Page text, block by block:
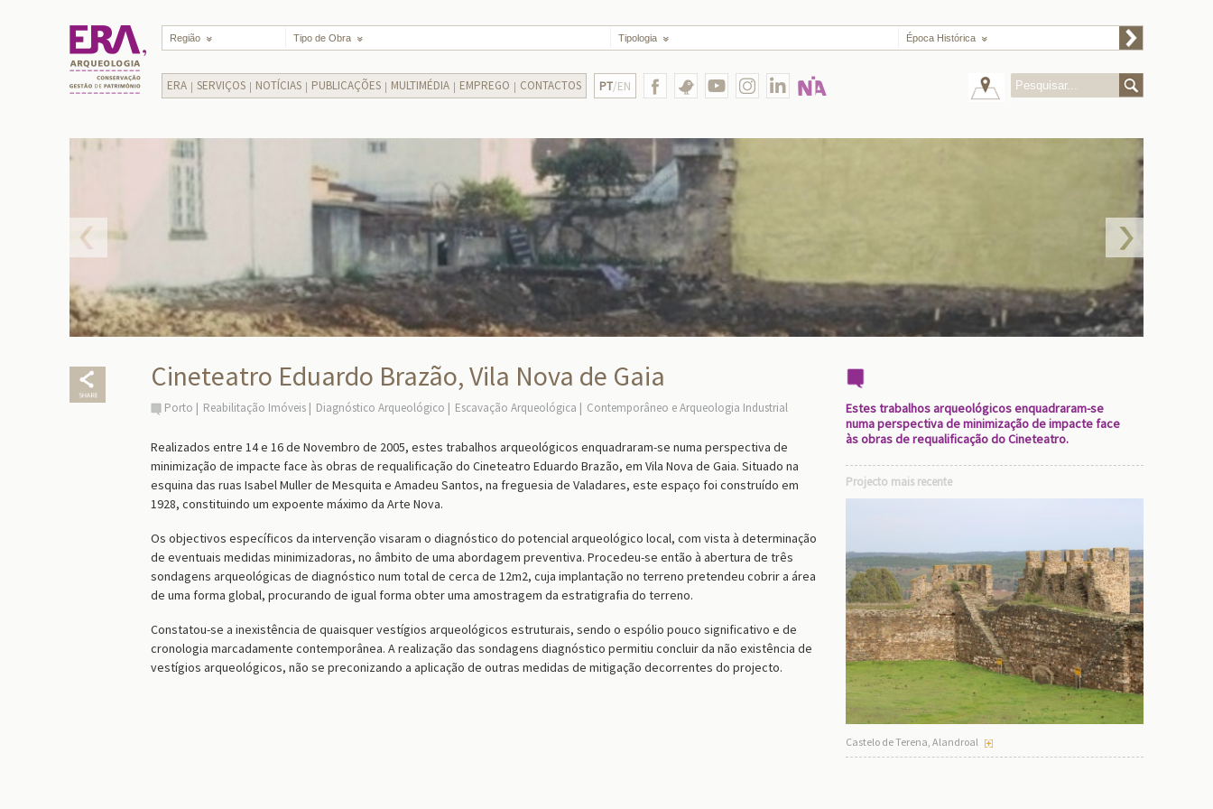
Região Tipo de Obra Tipologia Época Histórica
ERA SERVIÇOS NOTÍCIAS PUBLICAÇÕES MULTIMÉDIA EMPREGO CONTACTOS PT/EN
Cineteatro Eduardo Brazão, Vila Nova de Gaia
Porto Reabilitação Imóveis Diagnóstico Arqueológico Escavação Arqueológica Contemporâneo e Arqueologia Industrial
Realizados entre 14 e 16 de Novembro de 2005, estes trabalhos arqueológicos enquadraram-se numa perspectiva de
minimização de impacte face às obras de requalificação do Cineteatro Eduardo Brazão, em Vila Nova de Gaia. Situado na
esquina das ruas Isabel Muller de Mesquita e Amadeu Santos, na freguesia de Valadares, este espaço foi construído em
1928, constituindo um expoente máximo da Arte Nova.
Os objectivos específicos da intervenção visaram o diagnóstico do potencial arqueológico local, com vista à determinação
de eventuais medidas minimizadoras, no âmbito de uma abordagem preventiva. Procedeu-se então à abertura de três
sondagens arqueológicas de diagnóstico num total de cerca de 12m2, cuja implantação no terreno pretendeu cobrir a área
de uma forma global, procurando de igual forma obter uma amostragem da estratigrafia do terreno.
Constatou-se a inexistência de quaisquer vestígios arqueológicos estruturais, sendo o espólio pouco significativo e de
cronologia marcadamente contemporânea. A realização das sondagens diagnóstico permitiu concluir da não existência de
vestígios arqueológicos, não se preconizando a aplicação de outras medidas de mitigação decorrentes do projecto.
Estes trabalhos arqueológicos enquadraram-se
numa perspectiva de minimização de impacte face
às obras de requalificação do Cineteatro.
Projecto mais recente
Castelo de Terena, Alandroal